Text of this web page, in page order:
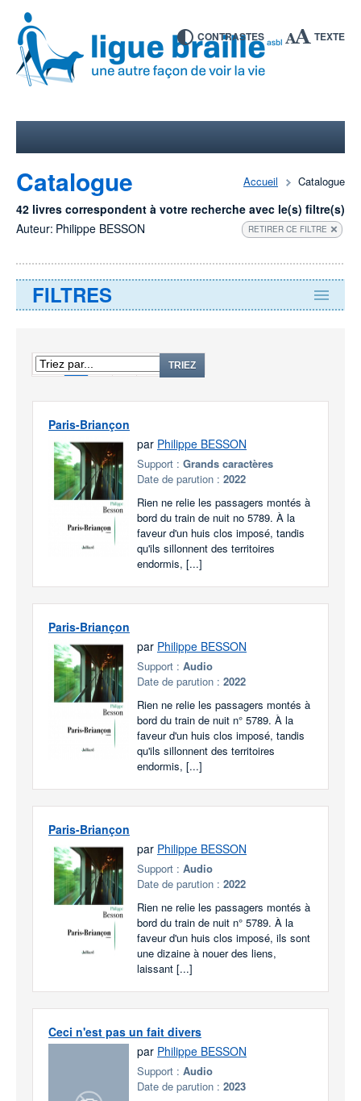
CONTRASTES TEXTE
Accueil Catalogue
Catalogue
42 livres correspondent à votre recherche avec le(s) filtre(s)
Auteur: Philippe BESSON RETIRER CE FILTRE
FILTRES
1 TRIEZ
Paris-Briançon
par Philippe BESSON
Support : Grands caractères
Date de parution : 2022
Rien ne relie les passagers montés à
bord du train de nuit no 5789. À la
faveur d'un huis clos imposé, tandis
qu'ils sillonnent des territoires
endormis, [...]
Paris-Briançon
par Philippe BESSON
Support : Audio
Date de parution : 2022
Rien ne relie les passagers montés à
bord du train de nuit n° 5789. À la
faveur d'un huis clos imposé, tandis
qu'ils sillonnent des territoires
endormis, [...]
Paris-Briançon
par Philippe BESSON
Support : Audio
Date de parution : 2022
Rien ne relie les passagers montés à
bord du train de nuit n° 5789. À la
faveur d'un huis clos imposé, ils sont
une dizaine à nouer des liens,
laissant [...]
Ceci n'est pas un fait divers
par Philippe BESSON
Support : Audio
Date de parution : 2023